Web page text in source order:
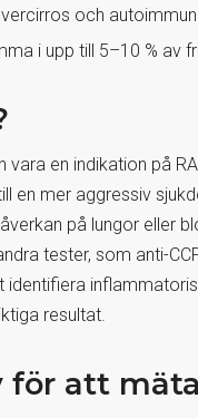
och
i upp till 5–10 % av
en indikation på
en mer aggressiv
på lungor eller
tester, som anti-
identifiera
resultat.
för att